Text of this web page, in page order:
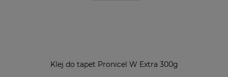
Klej do tapet Pronicel W Extra 300g